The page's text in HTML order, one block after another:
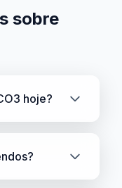
sobre
hoje?